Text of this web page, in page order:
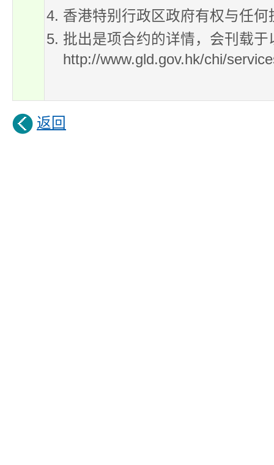
香港特别行政区政府有权与任
批出是项合约的详情，会刊载
http://www.gld.gov.hk/chi/
返回